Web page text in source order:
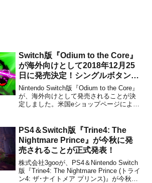
Switch版『Odium to the Core』
が海外向けとして2018年12月25
日に発売決定！シングルボタンで
遊べる音楽ベースの挑戦的な横ス
クロールアクションゲーム
Nintendo Switch版『Odium to the Core』
が、海外向けとして発売されることが決
定しました。米国eショップページによる
ロッパーDark-1 Gamesによって開発され
た、...
PS4＆Switch版『Trine4: The
Nightmare Prince』が今秋に発
売されることが正式発表！
株式会社3gooが、PS4＆Nintendo Switch
版『Trine4: The Nightmare Prince (トライ
ン4: ザ･ナイトメア プリンス)』が今秋に